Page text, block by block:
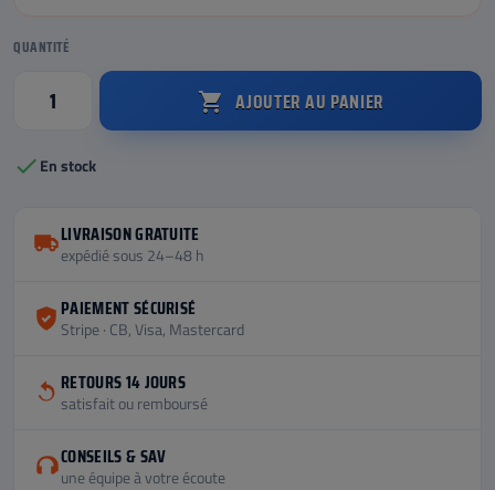
QUANTITÉ
 AJOUTER AU PANIER
En stock
LIVRAISON GRATUITE
expédié sous 24–48 h
PAIEMENT SÉCURISÉ
Stripe · CB, Visa, Mastercard
RETOURS 14 JOURS
satisfait ou remboursé
CONSEILS & SAV
une équipe à votre écoute